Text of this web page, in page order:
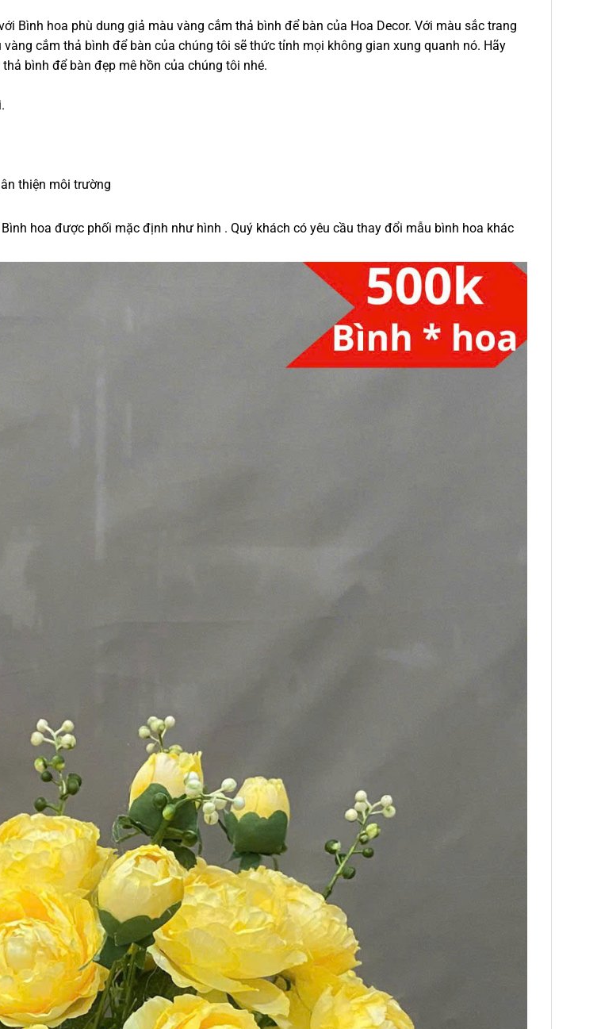
Bình hoa phù dung giả màu vàng cắm thả bình để bàn của Hoa Decor. Với màu sắc trang
cắm thả bình để bàn của chúng tôi sẽ thức tỉnh mọi không gian xung quanh nó. Hãy
bình để bàn đẹp mê hồn của chúng tôi nhé.
thiện môi trường
hoa được phối mặc định như hình . Quý khách có yêu cầu thay đổi mẫu bình hoa khác